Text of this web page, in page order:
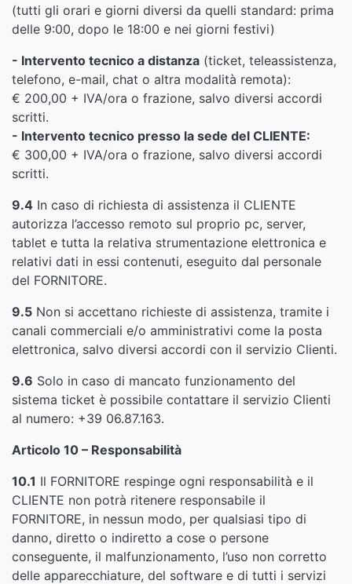
(tutti gli orari e giorni diversi da quelli standard: prima
delle 9:00, dopo le 18:00 e nei giorni festivi)
- Intervento tecnico a distanza (ticket, teleassistenza,
telefono, e-mail, chat o altra modalità remota):
€ 200,00 + IVA/ora o frazione, salvo diversi accordi
scritti.
- Intervento tecnico presso la sede del CLIENTE:
€ 300,00 + IVA/ora o frazione, salvo diversi accordi
scritti.
9.4 In caso di richiesta di assistenza il CLIENTE
autorizza l’accesso remoto sul proprio pc, server,
tablet e tutta la relativa strumentazione elettronica e
relativi dati in essi contenuti, eseguito dal personale
del FORNITORE.
9.5 Non si accettano richieste di assistenza, tramite i
canali commerciali e/o amministrativi come la posta
elettronica, salvo diversi accordi con il servizio Clienti.
9.6 Solo in caso di mancato funzionamento del
sistema ticket è possibile contattare il servizio Clienti
al numero: +39 06.87.163.
Articolo 10 – Responsabilità
10.1 Il FORNITORE respinge ogni responsabilità e il
CLIENTE non potrà ritenere responsabile il
FORNITORE, in nessun modo, per qualsiasi tipo di
danno, diretto o indiretto a cose o persone
conseguente, il malfunzionamento, l’uso non corretto
delle apparecchiature, del software e di tutti i servizi